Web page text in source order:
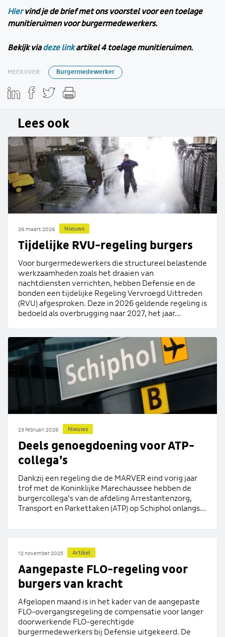
Hiervind je de brief met ons voorstel voor een toelage
munitieruimen voor burgermedewerkers.
Bekijk via deze link artikel 4 toelage munitieruimen.
MEER OVER: Burgermedewerker
Lees ook
26 maart 2026 Nieuws
Tijdelijke RVU-regeling burgers
Voor burgermedewerkers die structureel belastende
werkzaamheden zoals het draaien van
nachtdiensten verrichten, hebben Defensie en de
bonden een tijdelijke Regeling Vervroegd Uittreden
(RVU) afgesproken. Deze in 2026 geldende regeling is
bedoeld als overbrugging naar 2027, het jaar...
23 februari 2026 Nieuws
Deels genoegdoening voor ATP-
collega’s
Dankzij een regeling die de MARVER eind vorig jaar
trof met de Koninklijke Marechaussee hebben de
burgercollega’s van de afdeling Arrestantenzorg,
Transport en Parkettaken (ATP) op Schiphol onlangs...
12 november 2025 Artikel
Aangepaste FLO-regeling voor
burgers van kracht
Afgelopen maand is in het kader van de aangepaste
FLO-overgangsregeling de compensatie voor langer
doorwerkende FLO-gerechtigde
burgermedewerkers bij Defensie uitgekeerd. De